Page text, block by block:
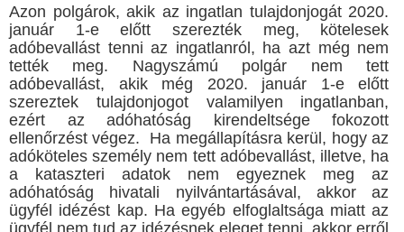
Azon polgárok, akik az ingatlan tulajdonjogát 2020.
január 1-e előtt szerezték meg, kötelesek
adóbevallást tenni az ingatlanról, ha azt még nem
tették meg. Nagyszámú polgár nem tett
adóbevallást, akik még 2020. január 1-e előtt
szereztek tulajdonjogot valamilyen ingatlanban,
ezért az adóhatóság kirendeltsége fokozott
ellenőrzést végez. Ha megállapításra kerül, hogy az
adóköteles személy nem tett adóbevallást, illetve, ha
a kataszteri adatok nem egyeznek meg az
adóhatóság hivatali nyilvántartásával, akkor az
ügyfél idézést kap. Ha egyéb elfoglaltsága miatt az
ügyfél nem tud az idézésnek eleget tenni, akkor erről